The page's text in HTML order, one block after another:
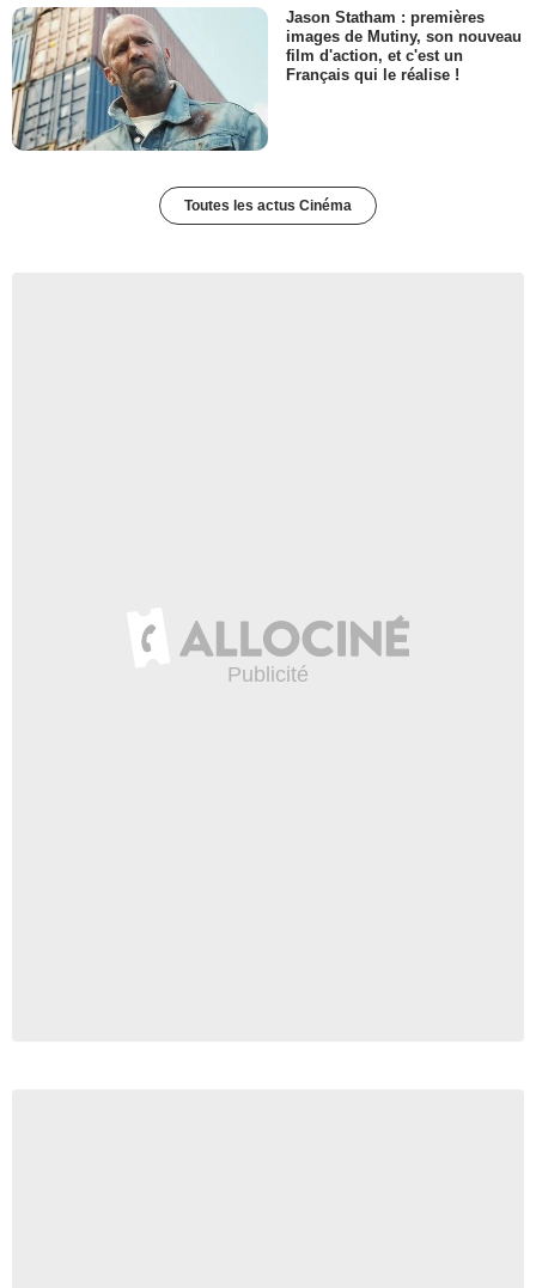
Jason Statham : premières
images de Mutiny, son nouveau
film d'action, et c'est un
Français qui le réalise !
Toutes les actus Cinéma